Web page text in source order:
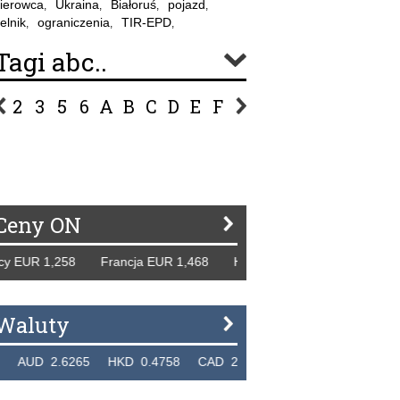
, Ukraina, Białoruś, pojazd,
, ograniczenia, TIR-EPD,
abc..
2 3 5 6 A B C D E F G
ON
1,258 Francja EUR 1,468 Hiszpania EUR 1,229 WB
2.6265 HKD 0.4758 CAD 2.6618 NZD 2.1914